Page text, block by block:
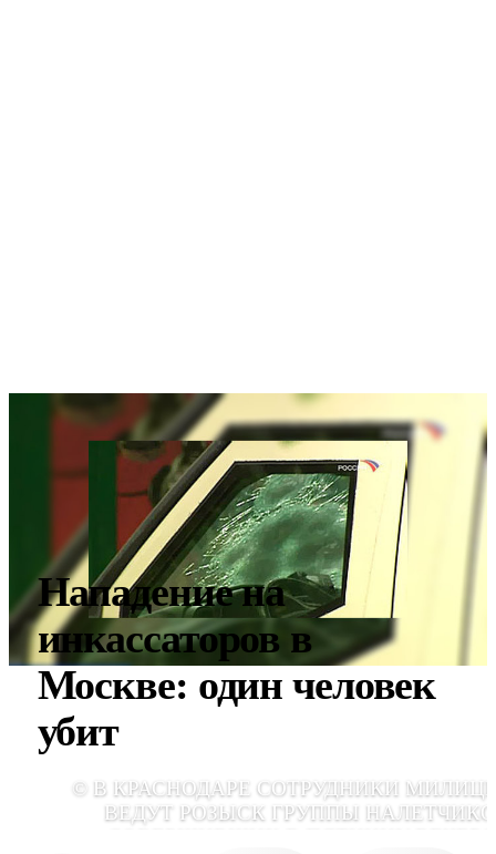
Нападение на
инкассаторов в
Москве: один человек
убит
© В КРАСНОДАРЕ СОТРУДНИКИ
ВЕДУТ РОЗЫСК ГРУППЫ